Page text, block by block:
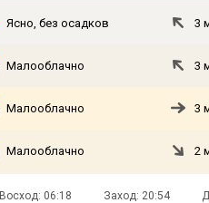
Ясно, без осадков 3
Малооблачно 3
Малооблачно 3
Малооблачно 2
Восход: 06:18 Заход: 20:54